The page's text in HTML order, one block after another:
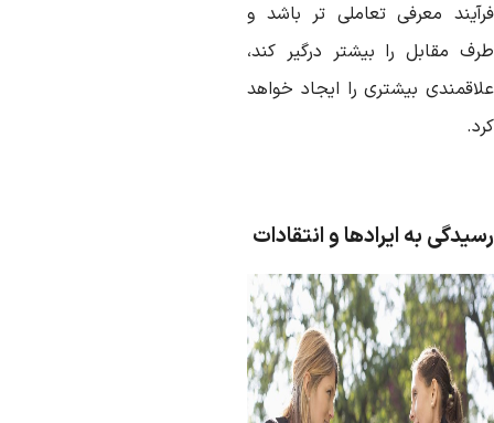
معرفی تعاملی تر باشد و
مقابل را بیشتر درگیر کند،
بیشتری را ایجاد خواهد
به ایرادها و انتقادات